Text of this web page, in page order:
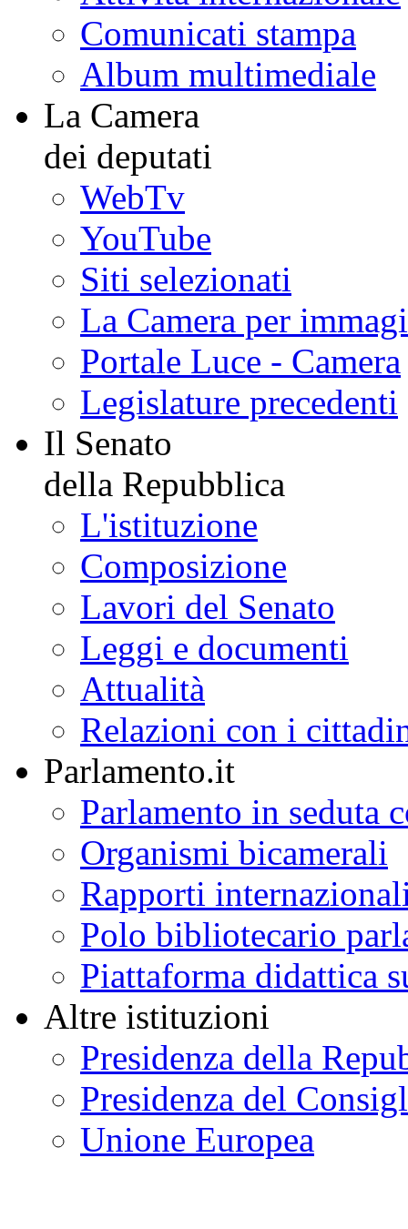
Comunicati stampa
Album multimediale
La Camera
dei deputati
WebTv
YouTube
Siti selezionati
La Camera per
Portale Luce - Camera
Legislature precedenti
Il Senato
della Repubblica
L'istituzione
Composizione
Lavori del Senato
Leggi e documenti
Attualità
Relazioni con i
Parlamento.it
Parlamento in seduta
Organismi bicamerali
Rapporti
Polo bibliotecario
Piattaforma didattica
Altre istituzioni
Presidenza della
Presidenza del
Unione Europea